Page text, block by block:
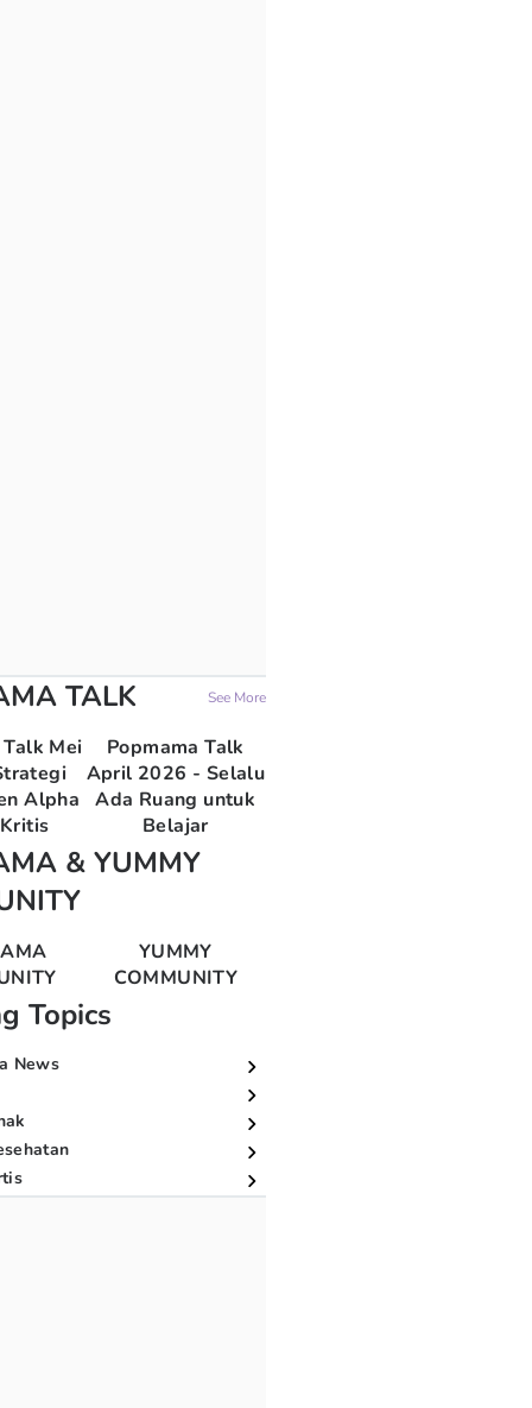
TALK See More
Mei
Alpha
Popmama Talk
April 2026 - Selalu
Ada Ruang untuk
Belajar
& YUMMY
YUMMY
COMMUNITY
Topics
News